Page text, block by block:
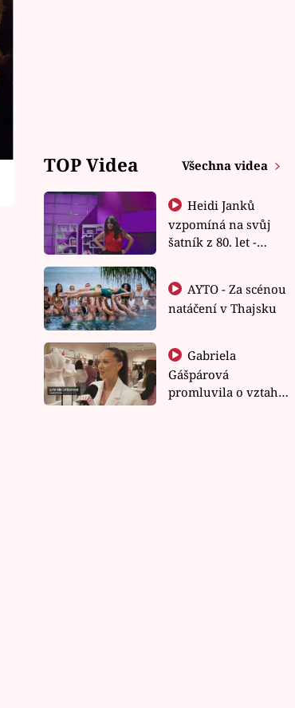
TOP Videa Všechna videa
Heidi Janků
vzpomíná na svůj
šatník z 80. let -
natáčení v Thajsku
Gabriela
Gášpárová
promluvila o vztahu